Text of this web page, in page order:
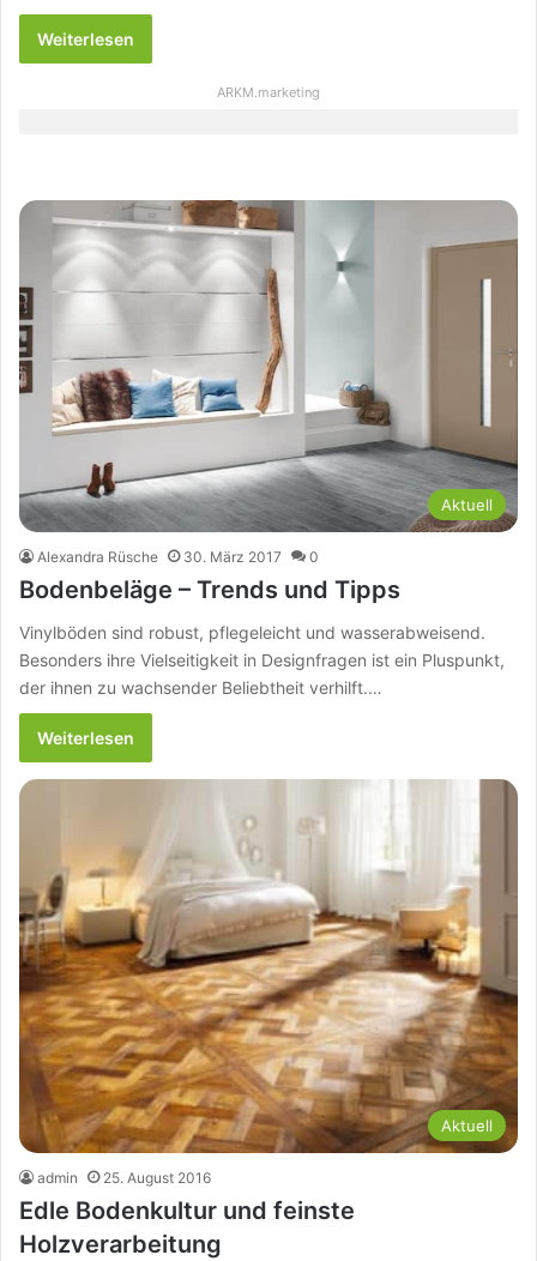
Weiterlesen
ARKM.marketing
Aktuell
Alexandra Rüsche 30. März 2017 0
Bodenbeläge – Trends und Tipps
Vinylböden sind robust, pflegeleicht und wasserabweisend.
Besonders ihre Vielseitigkeit in Designfragen ist ein Pluspunkt,
der ihnen zu wachsender Beliebtheit verhilft.…
Weiterlesen
Aktuell
admin 25. August 2016
Edle Bodenkultur und feinste
Holzverarbeitung